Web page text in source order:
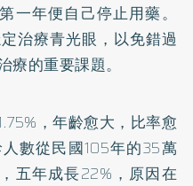
一年便自己停止用藥。
治療青光眼，以免錯過
的重要課題。
，年齡愈大，比率愈
數從民國105年的35萬
五年成長22%，原因在